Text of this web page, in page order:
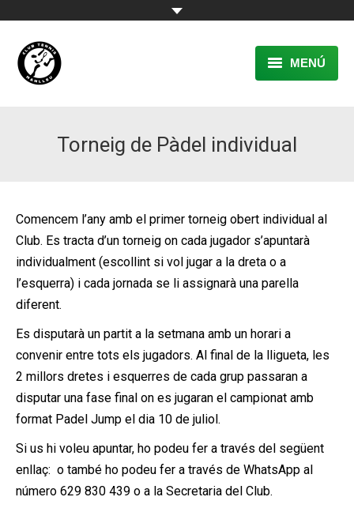
MENÚ
RESERVA
PÀDEL
ACTIVITATS
CONTACTE
Torneig de Pàdel individual
Comencem l’any amb el primer torneig obert individual al
Club. Es tracta d’un torneig on cada jugador s’apuntarà
individualment (escollint si vol jugar a la dreta o a
l’esquerra) i cada jornada se li assignarà una parella
diferent.
Es disputarà un partit a la setmana amb un horari a
convenir entre tots els jugadors. Al final de la lligueta, les
2 millors dretes i esquerres de cada grup passaran a
disputar una fase final on es jugaran el campionat amb
format Padel Jump el dia 10 de juliol.
Si us hi voleu apuntar, ho podeu fer a través del següent
enllaç: o també ho podeu fer a través de WhatsApp al
número 629 830 439 o a la Secretaria del Club.